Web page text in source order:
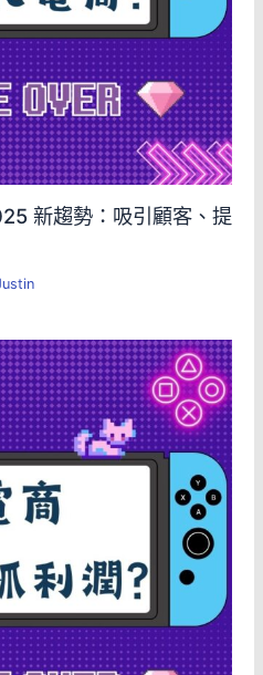
新趨勢：吸引顧客、提